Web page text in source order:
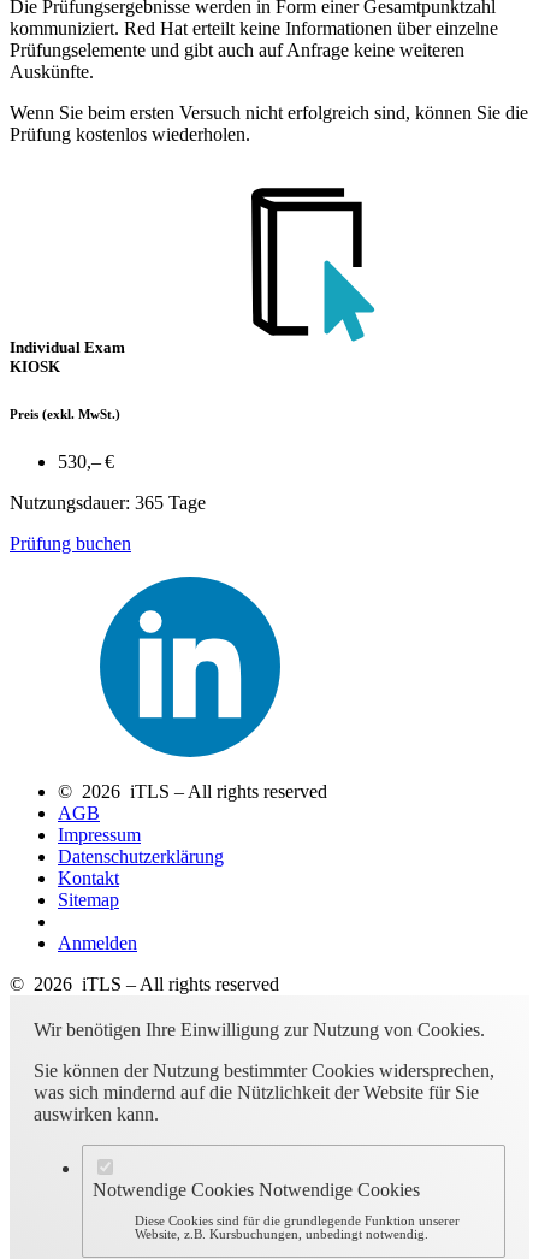
Die Prüfungsergebnisse werden in Form einer Gesamtpunktzahl
kommuniziert. Red Hat erteilt keine Informationen über einzelne
Prüfungselemente und gibt auch auf Anfrage keine weiteren
Auskünfte.
Wenn Sie beim ersten Versuch nicht erfolgreich sind, können Sie die
Prüfung kostenlos wiederholen.
Individual Exam
KIOSK
Preis (exkl. MwSt.)
530,– €
Nutzungsdauer: 365 Tage
Prüfung buchen
© 2026 iTLS – All rights reserved
AGB
Impressum
Datenschutzerklärung
Kontakt
Sitemap
Anmelden
© 2026 iTLS – All rights reserved
Wir benötigen Ihre Einwilligung zur Nutzung von Cookies.
Sie können der Nutzung bestimmter Cookies widersprechen,
was sich mindernd auf die Nützlichkeit der Website für Sie
auswirken kann.
Notwendige Cookies Notwendige Cookies
Diese Cookies sind für die grundlegende Funktion unserer
Website, z.B. Kursbuchungen, unbedingt notwendig.